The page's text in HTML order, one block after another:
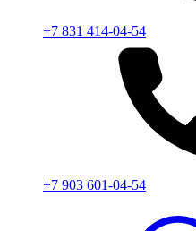
+7 831 414-04-54
+7 903 601-04-54